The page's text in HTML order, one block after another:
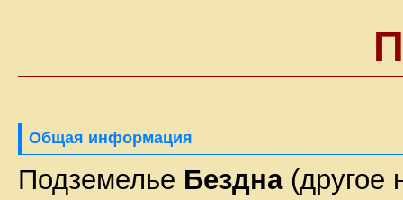
Общая информация
Подземелье Бездна(другое